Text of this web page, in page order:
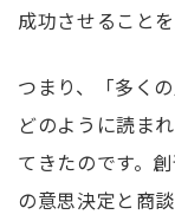
成功させること
つまり、「多く
どのように読ま
てきたのです。
の意思決定と商